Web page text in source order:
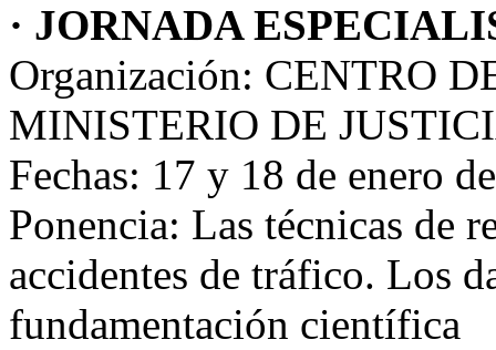
· JORNADA
Organización: CENTRO
MINISTERIO DE
Fechas: 17 y 18 de enero
Ponencia: Las técnicas de
accidentes de tráfico. Los
fundamentación científica